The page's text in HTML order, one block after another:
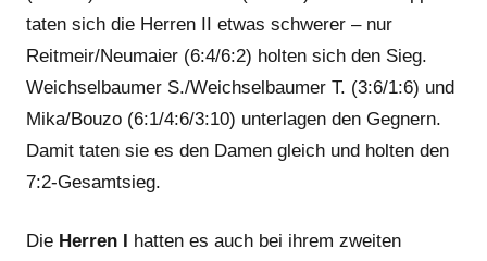
taten sich die Herren II etwas schwerer – nur
Reitmeir/Neumaier (6:4/6:2) holten sich den Sieg.
Weichselbaumer S./Weichselbaumer T. (3:6/1:6) und
Mika/Bouzo (6:1/4:6/3:10) unterlagen den Gegnern.
Damit taten sie es den Damen gleich und holten den
7:2-Gesamtsieg.
Die Herren I hatten es auch bei ihrem zweiten